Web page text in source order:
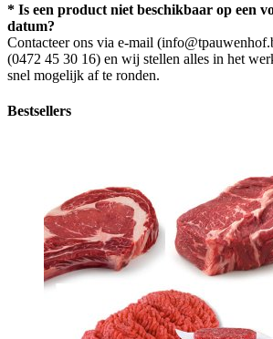
* Is een product niet beschikbaar op een
datum?
Contacteer ons via e-mail
(0472 45 30 16) en wij stellen alles in het
snel mogelijk af te ronden.
Bestsellers